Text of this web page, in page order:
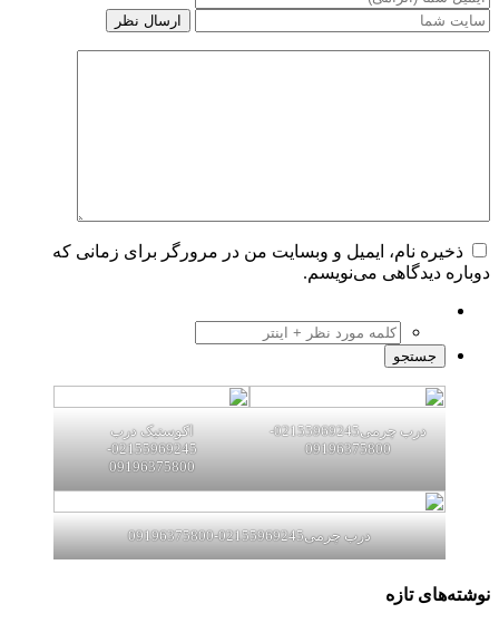
ذخیره نام، ایمیل و وبسایت من در مرورگر برای زمانی که
دوباره دیدگاهی می‌نویسم.
درب چرمی02155969245-
09196375800
اکوستیک درب
02155969245-
09196375800
درب چرمی02155969245-09196375800
نوشته‌های تازه